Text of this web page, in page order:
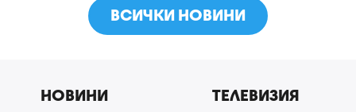
ВСИЧКИ НОВИНИ
НОВИНИ ТЕЛЕВИЗИЯ